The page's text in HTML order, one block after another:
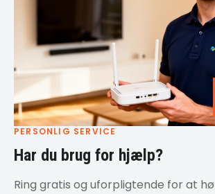
PERSONLIG SERVICE
Har du brug for hjælp?
Ring gratis og uforpligtende for at